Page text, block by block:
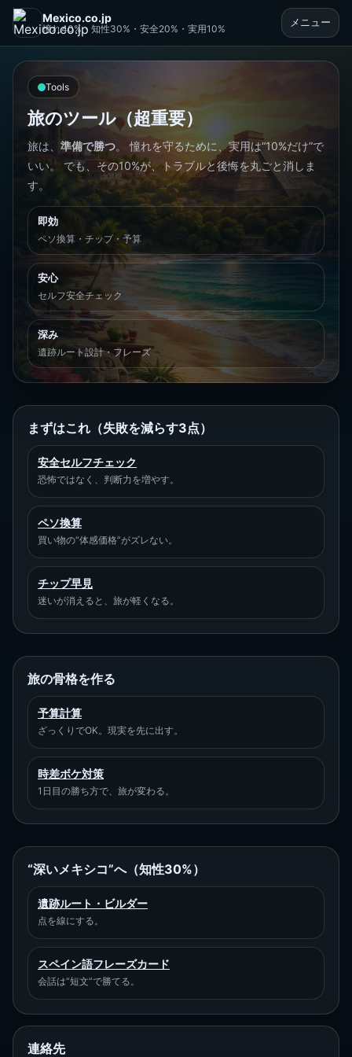
Mexico.co.jp
憧れ40%・知性30%・安全20%・実用10%
メニュー
Tools
旅のツール（超重要）
旅は、 準備で勝つ。 憧れを守るために、実用は“10%だけ”で
いい。 でも、その10%が、トラブルと後悔を丸ごと消しま
す。
即効
ペソ換算・チップ・予算
安心
セルフ安全チェック
深み
遺跡ルート設計・フレーズ
まずはこれ（失敗を減らす3点）
安全セルフチェック
恐怖ではなく、判断力を増やす。
ペソ換算
買い物の“体感価格”がズレない。
チップ早見
迷いが消えると、旅が軽くなる。
旅の骨格を作る
予算計算
ざっくりでOK。現実を先に出す。
時差ボケ対策
1日目の勝ち方で、旅が変わる。
“深いメキシコ”へ（知性30%）
遺跡ルート・ビルダー
点を線にする。
スペイン語フレーズカード
会話は“短文”で勝てる。
連絡先